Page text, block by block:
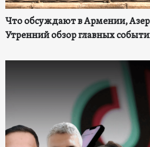
Что обсуждают в Армении,
Утренний обзор главных